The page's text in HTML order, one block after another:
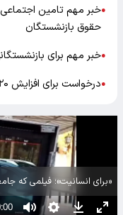
●خبر مهم تامین اجتماعی
حقوق بازنشستگان
●خبر مهم برای
●درخواست برای افزایش ۲۰ درصدی حقوق بازنشستگان لشکری
«برای انسانیت»؛ فیلمی که